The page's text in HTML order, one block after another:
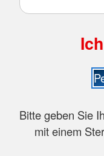
Bitte geben Sie
mit einem